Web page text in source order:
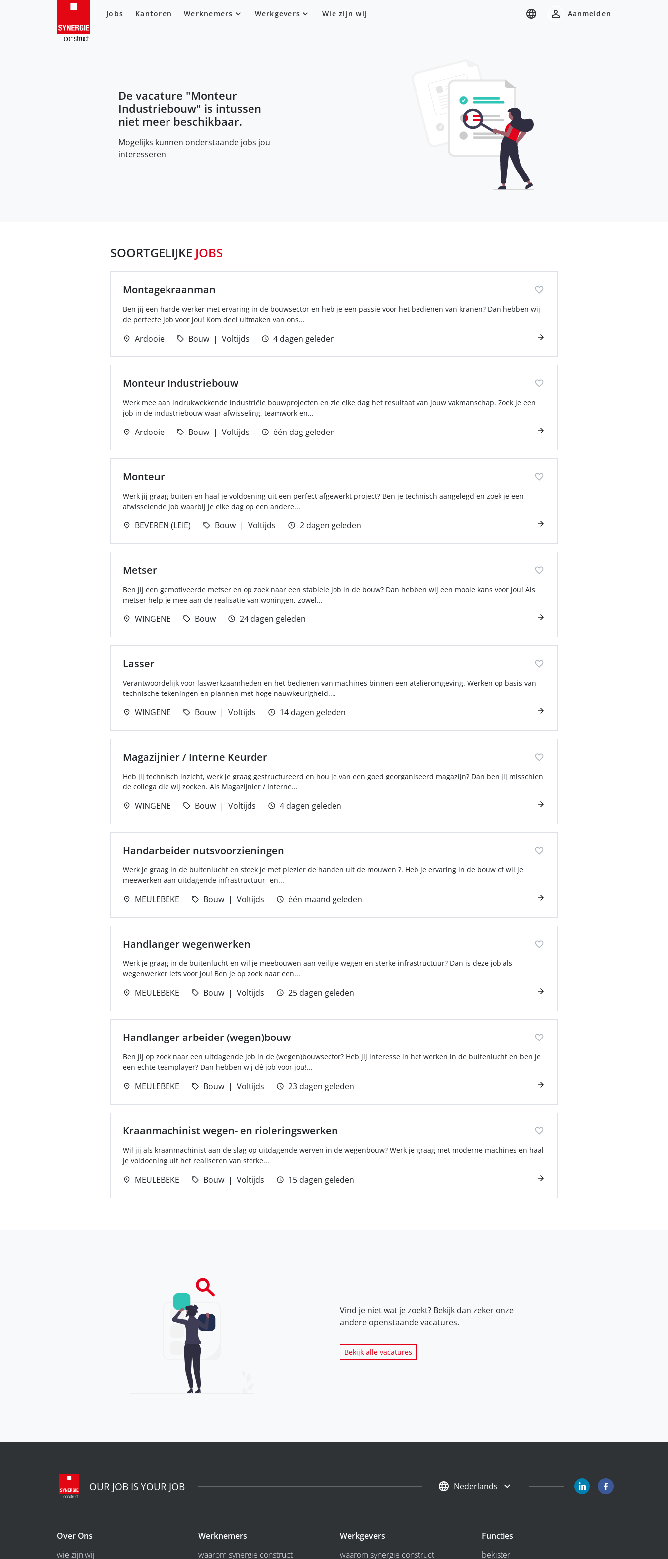
Jobs Kantoren Werknemers Werkgevers Wie zijn wij Aanmelden
De vacature "Monteur
Industriebouw" is intussen
niet meer beschikbaar.
Mogelijks kunnen onderstaande jobs jou
interesseren.
SOORTGELIJKE JOBS
Montagekraanman
Ben jij een harde werker met ervaring in de bouwsector en heb je een passie voor het bedienen van kranen? Dan hebben wij
de perfecte job voor jou! Kom deel uitmaken van ons...
Ardooie Bouw Voltijds 4 dagen geleden
Monteur Industriebouw
Werk mee aan indrukwekkende industriële bouwprojecten en zie elke dag het resultaat van jouw vakmanschap. Zoek je een
job in de industriebouw waar afwisseling, teamwork en...
Ardooie Bouw Voltijds één dag geleden
Monteur
Werk jij graag buiten en haal je voldoening uit een perfect afgewerkt project? Ben je technisch aangelegd en zoek je een
afwisselende job waarbij je elke dag op een andere...
BEVEREN (LEIE) Bouw Voltijds 2 dagen geleden
Metser
Ben jij een gemotiveerde metser en op zoek naar een stabiele job in de bouw? Dan hebben wij een mooie kans voor jou! Als
metser help je mee aan de realisatie van woningen, zowel...
WINGENE Bouw 24 dagen geleden
Lasser
Verantwoordelijk voor laswerkzaamheden en het bedienen van machines binnen een atelieromgeving. Werken op basis van
technische tekeningen en plannen met hoge nauwkeurigheid....
WINGENE Bouw Voltijds 14 dagen geleden
Magazijnier / Interne Keurder
Heb jij technisch inzicht, werk je graag gestructureerd en hou je van een goed georganiseerd magazijn? Dan ben jij misschien
de collega die wij zoeken. Als Magazijnier / Interne...
WINGENE Bouw Voltijds 4 dagen geleden
Handarbeider nutsvoorzieningen
Werk je graag in de buitenlucht en steek je met plezier de handen uit de mouwen ?. Heb je ervaring in de bouw of wil je
meewerken aan uitdagende infrastructuur- en...
MEULEBEKE Bouw Voltijds één maand geleden
Handlanger wegenwerken
Werk je graag in de buitenlucht en wil je meebouwen aan veilige wegen en sterke infrastructuur? Dan is deze job als
wegenwerker iets voor jou! Ben je op zoek naar een...
MEULEBEKE Bouw Voltijds 25 dagen geleden
Handlanger arbeider (wegen)bouw
Ben jij op zoek naar een uitdagende job in de (wegen)bouwsector? Heb jij interesse in het werken in de buitenlucht en ben je
een echte teamplayer? Dan hebben wij dé job voor jou!...
MEULEBEKE Bouw Voltijds 23 dagen geleden
Kraanmachinist wegen- en rioleringswerken
Wil jij als kraanmachinist aan de slag op uitdagende werven in de wegenbouw? Werk je graag met moderne machines en haal
je voldoening uit het realiseren van sterke...
MEULEBEKE Bouw Voltijds 15 dagen geleden
Vind je niet wat je zoekt? Bekijk dan zeker onze
andere openstaande vacatures.
Bekijk alle vacatures
OUR JOB IS YOUR JOB Nederlands
Over Ons
wie zijn wij
Werknemers
waarom synergie construct
Werkgevers
waarom synergie construct
Functies
bekister